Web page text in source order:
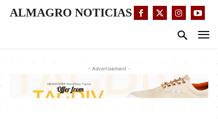
ALMAGRO NOTICIAS
- Advertisement -